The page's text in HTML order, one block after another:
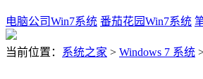
电脑公司Win7系统 番茄花园Win7系统
当前位置： 系统之家 > Windows 7 系统